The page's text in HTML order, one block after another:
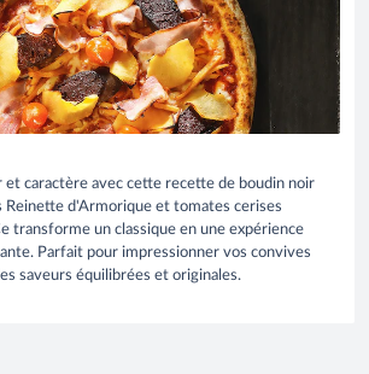
et caractère avec cette recette de boudin noir
Reinette d'Armorique et tomates cerises
transforme un classique en une expérience
Parfait pour impressionner vos convives
saveurs équilibrées et originales.